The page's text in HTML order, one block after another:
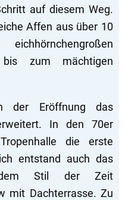
auf diesem Weg.
Affen aus über 10
bis zum mächtigen
der Eröffnung das
In den 70er
die erste
entstand auch das
dem Stil der Zeit
mit Dachterrasse. Zu